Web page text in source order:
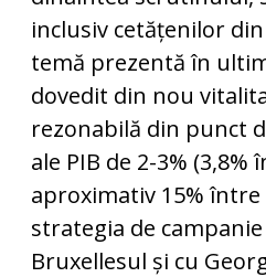
inclusiv cetățenilor
temă prezentă în
dovedit din nou
rezonabilă din punct
ale PIB de 2-3%
aproximativ 15%
strategia de
Bruxellesul și cu